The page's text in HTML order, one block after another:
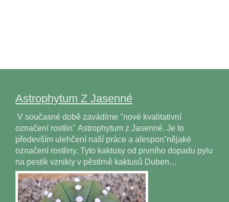
Astrophytum Z Jasenné
V současné době zavádíme "nové kvalitativní
označení rostlin" Astrophytum z Jasenné. Je to
především ulehčení naší práce a alesponˇnějaké
označení rostliny. Tyto kaktusy od prvního dopadu pylu
na pestík vznikly v pěstírně kaktusů Duben…